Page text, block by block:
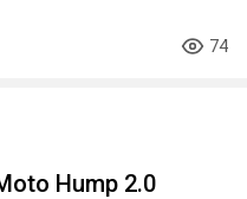
74
Hump 2.0